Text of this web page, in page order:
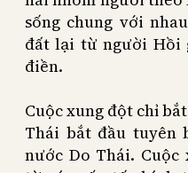
sống chung với
đất lại từ người Hồi
điền.
Cuộc xung đột chỉ
Thái bắt đầu tuyên
nước Do Thái.